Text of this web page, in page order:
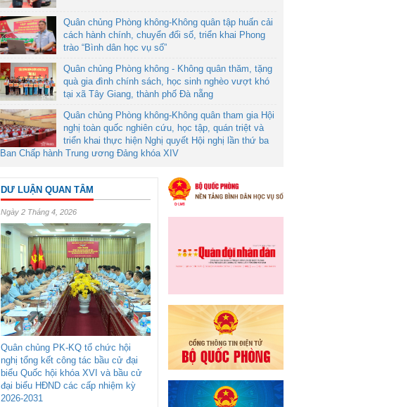
Quân chủng Phòng không-Không quân tập huấn cải
cách hành chính, chuyển đổi số, triển khai Phong
trào “Bình dân học vụ số”
Quân chủng Phòng không - Không quân thăm, tặng
quà gia đình chính sách, học sinh nghèo vượt khó
tại xã Tây Giang, thành phố Đà nẵng
Quân chủng Phòng không-Không quân tham gia Hội
nghị toàn quốc nghiên cứu, học tập, quán triệt và
triển khai thực hiện Nghị quyết Hội nghị lần thứ ba
Ban Chấp hành Trung ương Đảng khóa XIV
DƯ LUẬN QUAN TÂM
Ngày 2 Tháng 4, 2026
Quân chủng PK-KQ tổ chức hội
nghị tổng kết công tác bầu cử đại
biểu Quốc hội khóa XVI và bầu cử
đại biểu HĐND các cấp nhiệm kỳ
2026-2031